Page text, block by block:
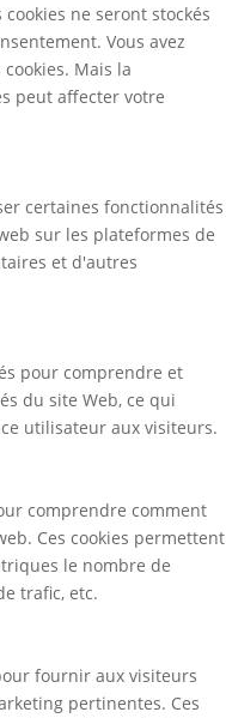
ne seront stockés
Vous avez
Mais la
peut affecter votre
certaines fonctionnalités
sur les plateformes de
et d'autres
pour comprendre et
du site Web, ce qui
utilisateur aux visiteurs.
comprendre comment
Ces cookies permettent
le nombre de
trafic, etc.
fournir aux visiteurs
pertinentes. Ces